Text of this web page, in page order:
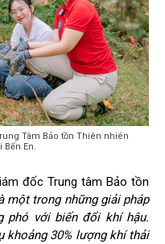
Tâm Bảo tồn Thiên nhiên
Bến En.
đốc Trung tâm Bảo tồn
một trong những giải pháp
phó với biến đổi khí hậu.
khoảng 30% lượng khí thải